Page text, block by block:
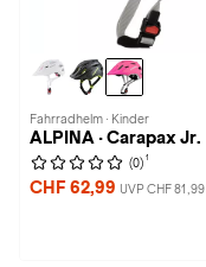
Fahrradhelm · Kinder
ALPINA · Carapax Jr.
(0) 1
CHF 62,99 UVP CHF 81,99